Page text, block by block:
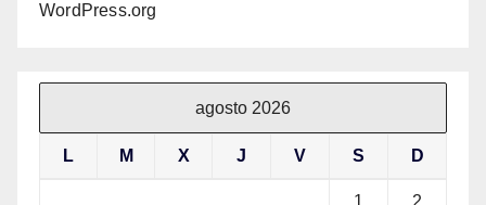
WordPress.org
agosto 2026
L M X J V S D
1 2